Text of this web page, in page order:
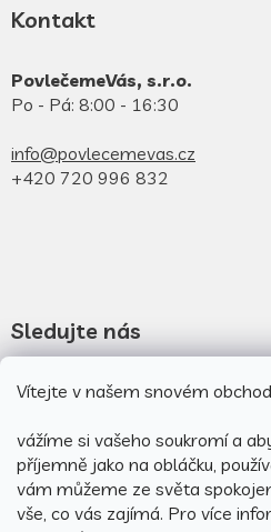
Vítejte v našem snovém
vážíme si vašeho soukromí a
příjemně jako na obláčku,
vám můžeme ze světa
vše, co vás zajímá. Pro více
Kontakt
PovlečemeVás, s.r.o.
Po - Pá: 8:00 - 16:30
info@povlecemevas.cz
+420 720 996 832
Sledujte nás
Novinky na facebooku
Novinky na instagramu